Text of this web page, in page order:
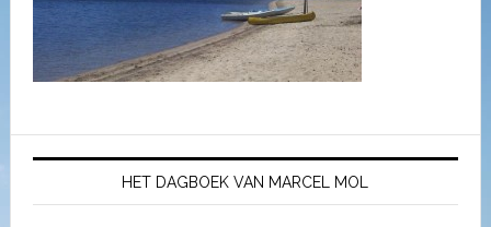
HET DAGBOEK VAN MARCEL MOL